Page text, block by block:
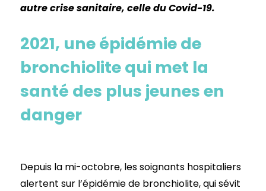
autre crise sanitaire, celle du Covid-19.
2021, une épidémie de
bronchiolite qui met la
santé des plus jeunes en
danger
Depuis la mi-octobre, les soignants hospitaliers
alertent sur l’épidémie de bronchiolite, qui sévit